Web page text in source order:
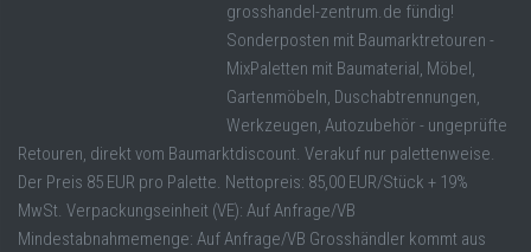
grosshandel-zentrum.de fündig!
Sonderposten mit Baumarktretouren -
MixPaletten mit Baumaterial, Möbel,
Gartenmöbeln, Duschabtrennungen,
Werkzeugen, Autozubehör - ungeprüfte
Retouren, direkt vom Baumarktdiscount. Verakuf nur palettenweise.
Der Preis 85 EUR pro Palette. Nettopreis: 85,00 EUR/Stück + 19%
MwSt. Verpackungseinheit (VE): Auf Anfrage/VB
Mindestabnahmemenge: Auf Anfrage/VB Grosshändler kommt aus